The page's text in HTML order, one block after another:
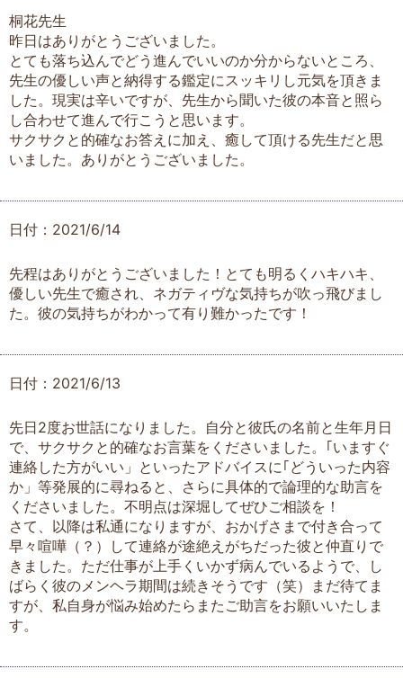
桐花先生
昨日はありがとうございました。
とても落ち込んでどう進んでいいのか分からないところ、
先生の優しい声と納得する鑑定にスッキリし元気を頂きま
した。現実は辛いですが、先生から聞いた彼の本音と照ら
し合わせて進んで行こうと思います。
サクサクと的確なお答えに加え、癒して頂ける先生だと思
いました。ありがとうございました。
日付：2021/6/14
先程はありがとうございました！とても明るくハキハキ、
優しい先生で癒され、ネガティヴな気持ちが吹っ飛びまし
た。彼の気持ちがわかって有り難かったです！
日付：2021/6/13
先日2度お世話になりました。自分と彼氏の名前と生年月日
で、サクサクと的確なお言葉をくださいました。｢いますぐ
連絡した方がいい」といったアドバイスに｢どういった内容
か」等発展的に尋ねると、さらに具体的で論理的な助言を
くださいました。不明点は深堀してぜひご相談を！
さて、以降は私通になりますが、おかげさまで付き合って
早々喧嘩（？）して連絡が途絶えがちだった彼と仲直りで
きました。ただ仕事が上手くいかず病んでいるようで、し
ばらく彼のメンヘラ期間は続きそうです（笑）まだ待てま
すが、私自身が悩み始めたらまたご助言をお願いいたしま
す。